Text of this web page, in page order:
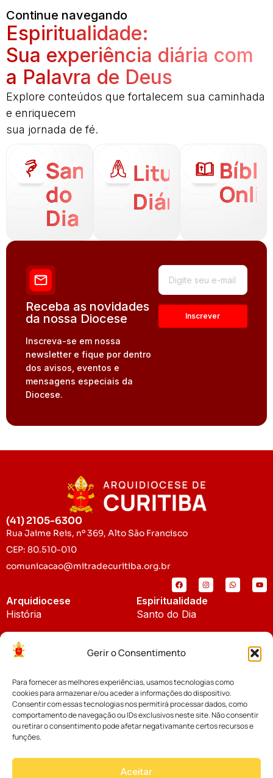
Gerir o Consentimento
Para fornecer as melhores experiências, usamos tecnologias como
cookies para armazenar e/ou aceder a informações do dispositivo.
Consentir com essas tecnologias nos permitirá processar dados, como
comportamento de navegação ou IDs exclusivos neste site. Não consentir
ou retirar o consentimento pode afetar negativamante certos recursos e
funções.
Aceitar
Continue navegando
Espiritualidade:
Sua experiência diária com
a Palavra de Deus
Explore conteúdos que fortalecem sua caminhada
e enriquecem
sua jornada de fé.
Santo
do
Dia
Liturgia
Diária
Receba as novidades
da nossa Diocese
Inscreva-se em nossa
newsletter e fique por dentro
dos avisos, eventos e
mensagens especiais da
Diocese.
(41) 2105-6300
Rua Jaime Reis, nº 369, Alto São Francisco
CEP: 80.510-010
comunicacao@mitradecuritiba.org.br
Arquidiocese
História
Padroeira
Espiritualidade
Santo do Dia
Notícias
Notícias da Arquidiocese
Notícias Cáritas
Cúria Diocesana
Fundo Diocesano
Vicariatos da Educação